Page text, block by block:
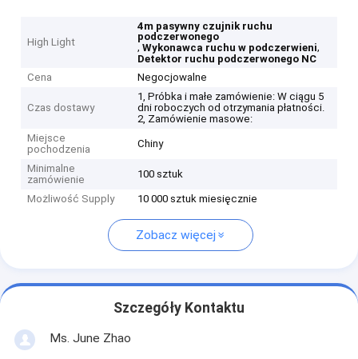
High Light
4m pasywny czujnik ruchu
podczerwonego
,Wykonawca ruchu w podczerwieni,
Detektor ruchu podczerwonego NC
Cena
Negocjowalne
Czas dostawy
1, Próbka i małe zamówienie: W ciągu 5
dni roboczych od otrzymania płatności.
2, Zamówienie masowe:
Miejsce
pochodzenia
Chiny
Minimalne
zamówienie
100 sztuk
Możliwość Supply 10 000 sztuk miesięcznie
Zobacz więcej
Szczegóły Kontaktu
Ms. June Zhao